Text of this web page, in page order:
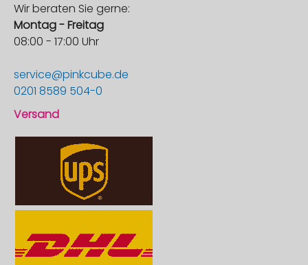
Wir beraten Sie gerne:
Montag - Freitag
08:00 - 17:00 Uhr
service@pinkcube.de
0201 8589 504-0
Versand